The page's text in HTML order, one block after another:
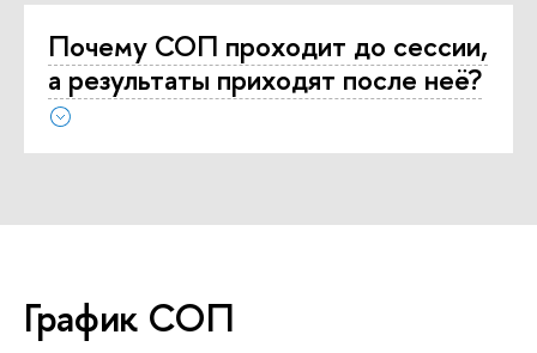
Почему СОП проходит до сессии,
а результаты приходят после неё?
График СОП